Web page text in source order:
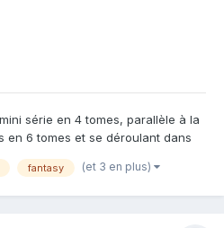
série en 4 tomes, parallèle à la
en 6 tomes et se déroulant dans
l'univers des terres d'arran, et
fantasy (et 3 en plus)